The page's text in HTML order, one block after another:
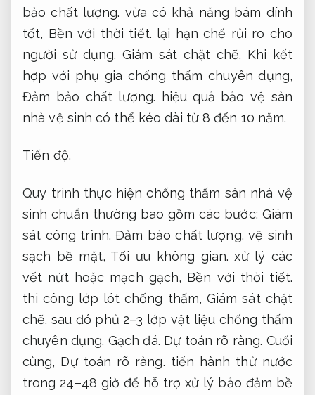
bảo chất lượng. vừa có khả năng bám dính
tốt, Bền với thời tiết. lại hạn chế rủi ro cho
người sử dụng. Giám sát chặt chẽ. Khi kết
hợp với phụ gia chống thấm chuyên dụng,
Đảm bảo chất lượng. hiệu quả bảo vệ sàn
nhà vệ sinh có thể kéo dài từ 8 đến 10 năm.
Tiến độ.
Quy trình thực hiện chống thấm sàn nhà vệ
sinh chuẩn thường bao gồm các bước: Giám
sát công trình. Đảm bảo chất lượng. vệ sinh
sạch bề mặt, Tối ưu không gian. xử lý các
vết nứt hoặc mạch gạch, Bền với thời tiết.
thi công lớp lót chống thấm, Giám sát chặt
chẽ. sau đó phủ 2–3 lớp vật liệu chống thấm
chuyên dụng. Gạch đá. Dự toán rõ ràng. Cuối
cùng, Dự toán rõ ràng. tiến hành thử nước
trong 24–48 giờ để hỗ trợ xử lý bảo đảm bề